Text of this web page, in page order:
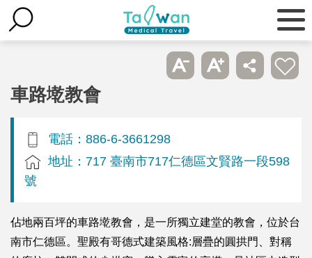
車路墘教會
電話：886-6-3661298
地址：717 臺南市717仁德區文賢路一段598
號
佔地兩百坪的車路墘教會，是一所獨立建堂的教會，位於台
南市仁德區。聖殿有哥德式建築風格:層疊的圓拱門、對稱